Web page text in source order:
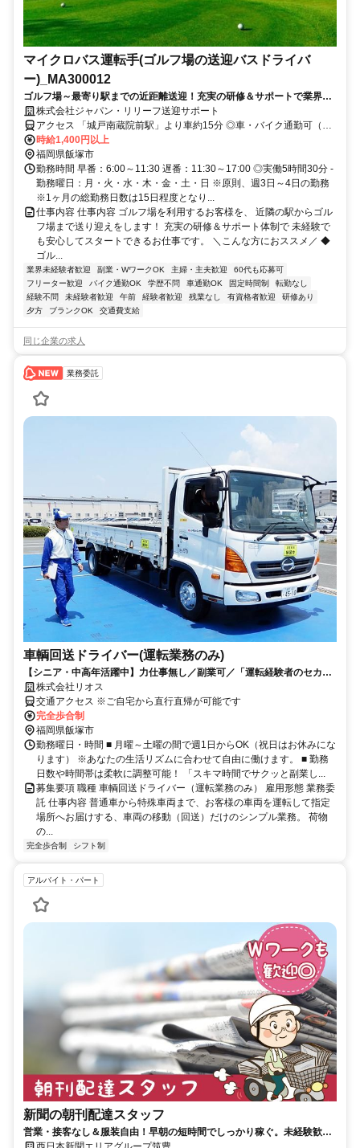
マイクロバス運転手(ゴルフ場の送迎バスドライバ
ー)_MA300012
ゴルフ場～最寄り駅までの近距離送迎！充実の研修＆サポートで業界未
経験でも安心です◎
株式会社ジャパン・リリーフ送迎サポート
アクセス 「城戸南蔵院前駅」より車約15分 ◎車・バイク通勤可（無
料駐車場完備）
時給1,400円以上
福岡県飯塚市
勤務時間 早番：6:00～11:30 遅番：11:30～17:00 ◎実働5時間30分 -
勤務曜日：月・火・水・木・金・土・日 ※原則、週3日～4日の勤務
※1ヶ月の総勤務日数は15日程度となり...
仕事内容 仕事内容 ゴルフ場を利用するお客様を、 近隣の駅からゴル
フ場まで送り迎えをします！ 充実の研修＆サポート体制で 未経験で
も安心してスタートできるお仕事です。 ＼こんな方におススメ／ ◆
ゴル...
業界未経験者歓迎 副業・WワークOK 主婦・主夫歓迎
60代も応募可
フリーター歓迎
バイク通勤OK 学歴不問 車通勤OK 固定時間制
転勤なし
経験不問
未経験者歓迎 午前 経験者歓迎 残業なし 有資格者歓迎
研修あり
夕方
ブランクOK 交通費支給
同じ企業の求人
業務委託
車輌回送ドライバー(運転業務のみ)
【シニア・中高年活躍中】力仕事無し／副業可／「運転経験者のセカン
ドキャリア」始めてみませんか♪
株式会社リオス
交通アクセス ※ご自宅から直行直帰が可能です
完全歩合制
福岡県飯塚市
勤務曜日・時間 ■ 月曜～土曜の間で週1日からOK（祝日はお休みにな
ります） ※あなたの生活リズムに合わせて自由に働けます。 ■ 勤務
日数や時間帯は柔軟に調整可能！ 「スキマ時間でサクッと副業し...
募集要項 職種 車輌回送ドライバー（運転業務のみ） 雇用形態 業務委
託 仕事内容 普通車から特殊車両まで、お客様の車両を運転して指定
場所へお届けする、車両の移動（回送）だけのシンプル業務。 荷物
の...
完全歩合制 シフト制
アルバイト・パート
新聞の朝刊配達スタッフ
営業・接客なし＆服装自由！早朝の短時間でしっかり稼ぐ。未経験歓迎